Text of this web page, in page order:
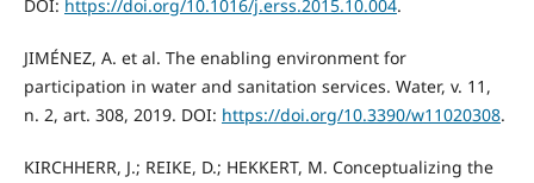
DOI: https://doi.org/10.1016/j.erss.2015.10.004.
JIMÉNEZ, A. et al. The enabling environment for
participation in water and sanitation services. Water, v. 11,
n. 2, art. 308, 2019. DOI: https://doi.org/10.3390/w11020308.
KIRCHHERR, J.; REIKE, D.; HEKKERT, M. Conceptualizing the